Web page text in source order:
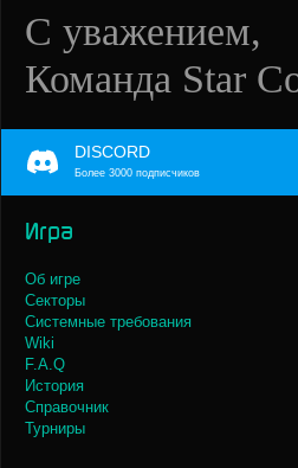
С уважением,
Команда Star
DISCORD
Более 3000 подписчиков
Игра
Об игре
Секторы
Системные требования
Wiki
F.A.Q
История
Справочник
Турниры